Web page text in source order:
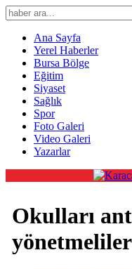
Ana Sayfa
Yerel Haberler
Bursa Bölge
Eğitim
Siyaset
Sağlık
Spor
Foto Galeri
Video Galeri
Yazarlar
Okulları
yönetmeliler